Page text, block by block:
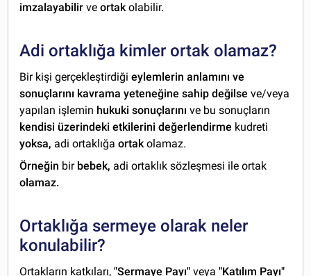
imzalayabilir veortakolabilir.
Adi ortaklığa kimler ortak olamaz?
Bir kişi gerçekleştirdiğieylemlerin anlamını ve
sonuçlarını kavrama yeteneğine sahip değilseve/veya
yapılan işlemin hukuki sonuçlarını ve bu sonuçların
kendisi üzerindeki etkilerini değerlendirme kudreti
yoksa, adi ortaklığaortakolamaz.
Örneğin bir bebek, adi ortaklık sözleşmesi ile ortak
olamaz.
Ortaklığa sermeye olarak neler
konulabilir?
Ortakların katkıları,"Sermaye Payı" veya"Katılım Payı"